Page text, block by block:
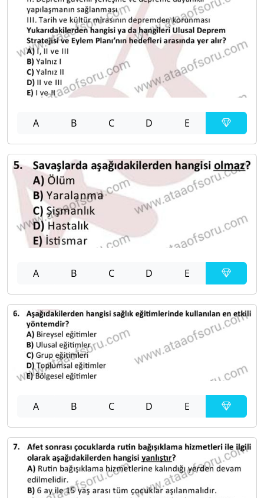
A B C D E
A B C D E
A B C D E